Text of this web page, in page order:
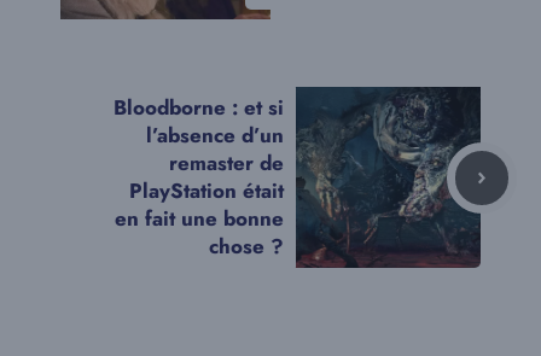
Bloodborne : et si
l’absence d’un
remaster de
PlayStation était
en fait une bonne
chose ?